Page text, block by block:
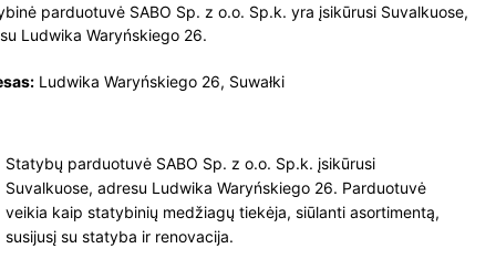
parduotuvė SABO Sp. z o.o. Sp.k. yra įsikūrusi Suvalkuose,
Ludwika Waryńskiego 26.
Ludwika Waryńskiego 26, Suwałki
Statybų parduotuvė SABO Sp. z o.o. Sp.k. įsikūrusi
Suvalkuose, adresu Ludwika Waryńskiego 26. Parduotuvė
veikia kaip statybinių medžiagų tiekėja, siūlanti asortimentą,
susijusį su statyba ir renovacija.